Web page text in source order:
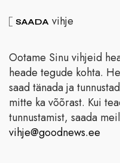
SAADA vihje
Ootame Sinu vihjeid
heade tegude kohta.
saad tänada ja
mitte ka võõrast. Kui
tunnustamist, saada
vihje@goodnews.ee